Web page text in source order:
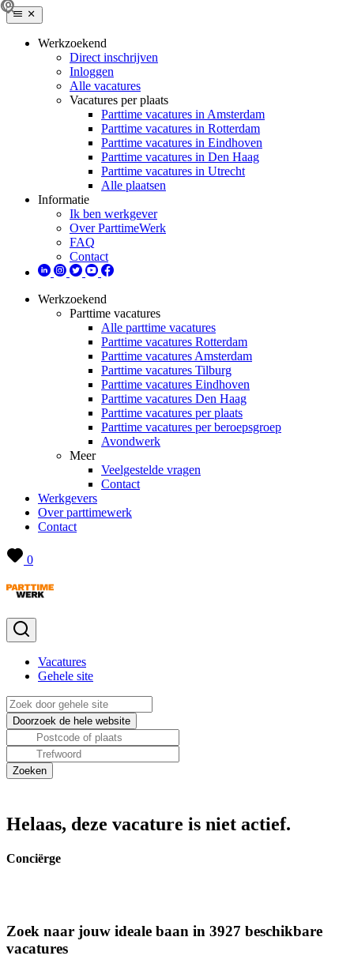
Werkzoekend
Direct inschrijven
Inloggen
Alle vacatures
Vacatures per plaats
Parttime vacatures in Amsterdam
Parttime vacatures in Rotterdam
Parttime vacatures in Eindhoven
Parttime vacatures in Den Haag
Parttime vacatures in Utrecht
Alle plaatsen
Informatie
Ik ben werkgever
Over ParttimeWerk
FAQ
Contact
Werkzoekend
Parttime vacatures
Alle parttime vacatures
Parttime vacatures Rotterdam
Parttime vacatures Amsterdam
Parttime vacatures Tilburg
Parttime vacatures Eindhoven
Parttime vacatures Den Haag
Parttime vacatures per plaats
Parttime vacatures per beroepsgroep
Avondwerk
Meer
Veelgestelde vragen
Contact
Werkgevers
Over parttimewerk
Contact
0
Vacatures
Gehele site
Helaas, deze vacature is niet actief.
Conciërge
Zoek naar jouw ideale baan in 3927 beschikbare
vacatures